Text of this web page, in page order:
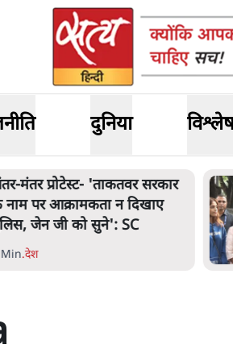
दुनिया
मंतर प्रोटेस्ट- 'ताकतवर सरकार
पर आक्रामकता न दिखाए
जेन जी को सुने': SC
.देश